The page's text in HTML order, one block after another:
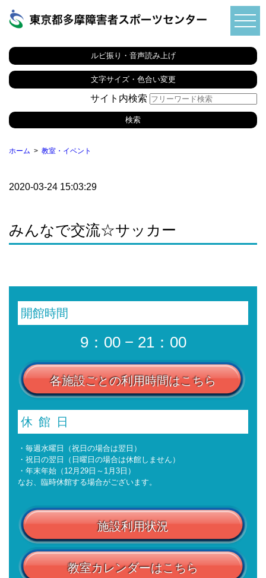
ルビ振り・音声読み上げ
文字サイズ・色合い変更
サイト内検索
ホーム 教室・イベント
2020-03-24 15:03:29
みんなで交流☆サッカー
開館時間
9：00 − 21：00
各施設ごとの利用時間はこちら
休館日
・毎週水曜日（祝日の場合は翌日）
・祝日の翌日（日曜日の場合は休館しません）
・年末年始（12月29日～1月3日）
なお、臨時休館する場合がございます。
施設利用状況
教室カレンダーはこちら